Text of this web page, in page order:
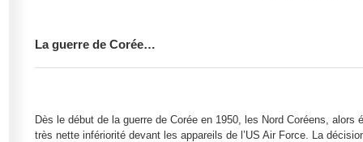
La guerre de Corée…
Dès le début de la guerre de Corée en 1950, les Nord Coréens,
très nette infériorité devant les appareils de l’US Air Force. La